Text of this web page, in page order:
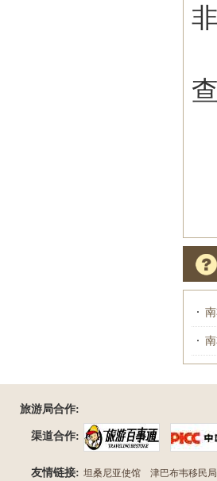
旅游局合作:
渠道合作:
友情链接: 坦桑尼亚使馆 津巴布韦移民局